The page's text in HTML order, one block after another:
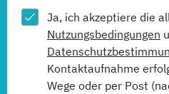
Ja, ich akzeptiere die
Nutzungsbedingungen
Kontaktaufnahme
Wege oder per Post